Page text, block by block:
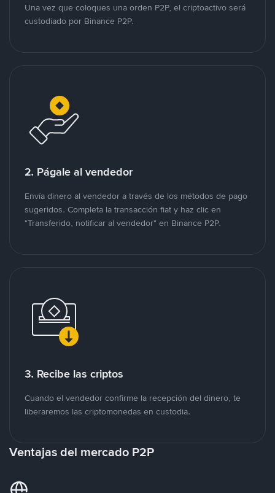
Una vez que coloques una orden P2P, el criptoactivo será
custodiado por Binance P2P.
2. Págale al vendedor
Envía dinero al vendedor a través de los métodos de pago
sugeridos. Completa la transacción fiat y haz clic en
"Transferido, notificar al vendedor" en Binance P2P.
3. Recibe las criptos
Cuando el vendedor confirme la recepción del dinero, te
liberaremos las criptomonedas en custodia.
Ventajas del mercado P2P